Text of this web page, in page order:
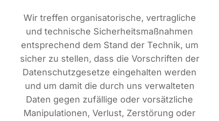
Wir tref­fen orga­ni­sa­to­ri­sche, ver­trag­li­che
und tech­ni­sche Sicher­heits­maß­nah­men
ent­spre­chend dem Stand der Tech­nik, um
sicher zu stel­len, dass die Vor­schrif­ten der
Daten­schutz­ge­set­ze ein­ge­hal­ten wer­den
und um damit die durch uns ver­wal­te­ten
Daten gegen zufäl­li­ge oder vor­sätz­li­che
Mani­pu­la­tio­nen, Ver­lust, Zer­stö­rung oder